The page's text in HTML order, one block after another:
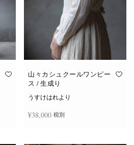
山々カシュクールワンピー
ス / 生成り
うすけはれより
¥38,000 税別